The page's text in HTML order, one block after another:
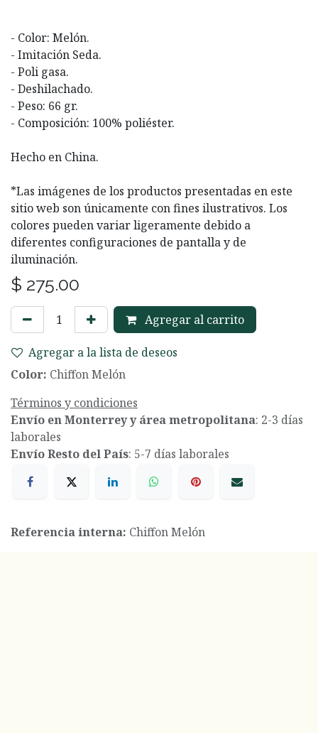
- Color: Melón.
- Imitación Seda.
- Poli gasa.
- Deshilachado.
- Peso: 66 gr.
- Composición: 100% poliéster.
Hecho en China.
*Las imágenes de los productos presentadas en este
sitio web son únicamente con fines ilustrativos. Los
colores pueden variar ligeramente debido a
diferentes configuraciones de pantalla y de
iluminación.
$ 275.00
Agregar al carrito
Agregar a la lista de deseos
Color: Chiffon Melón
Términos y condiciones
Envío en Monterrey y área metropolitana: 2-3 días
laborales
Envío Resto del País: 5-7 días laborales
Referencia interna: Chiffon Melón